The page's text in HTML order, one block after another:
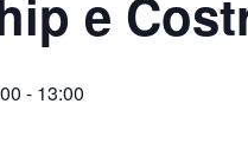
e
- 13:00